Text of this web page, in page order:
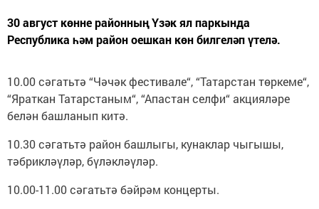
30 август көнне районның Үзәк ял паркында
Республика һәм район оешкан көн билгеләп үтелә.
10.00 сәгатьтә “Чәчәк фестивале“, “Татарстан төркеме“,
“Яраткан Татарстаным“, “Апастан селфи“ акцияләре
белән башланып китә.
10.30 сәгатьтә район башлыгы, кунаклар чыгышы,
тәбрикләүләр, бүләкләүләр.
10.00-11.00 сәгатьтә бәйрәм концерты.